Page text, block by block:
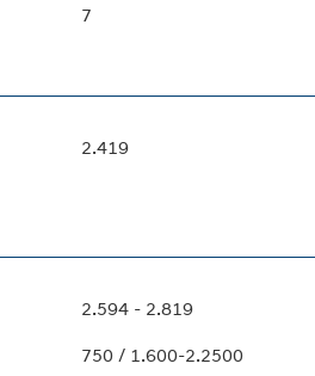
7
2.419
2.594 - 2.819
750 / 1.600-2.2500